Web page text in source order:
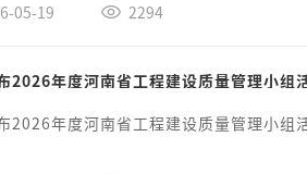
05-19 2294
2026年度河南省工程建设质量管理小组
2026年度河南省工程建设质量管理小组